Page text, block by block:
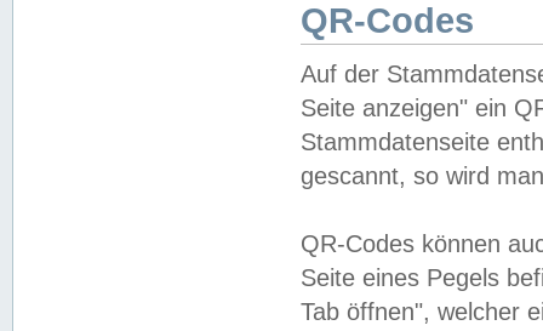
QR-Codes
Auf der
Seite anzeigen" ein
Stammdatenseite
gescannt, so wird
QR-Codes können
Seite eines Pegels
Tab öffnen", welcher